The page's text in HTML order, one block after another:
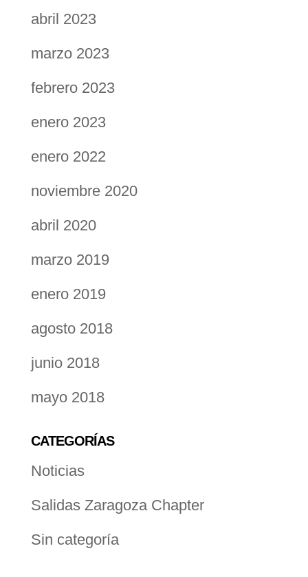
abril 2023
marzo 2023
febrero 2023
enero 2023
enero 2022
noviembre 2020
abril 2020
marzo 2019
enero 2019
agosto 2018
junio 2018
mayo 2018
CATEGORÍAS
Noticias
Salidas Zaragoza Chapter
Sin categoría